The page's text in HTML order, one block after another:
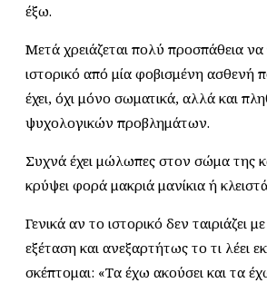
έξω.
Μετά χρειάζεται πολύ προσπάθεια
ιστορικό από μία φοβισμένη ασθενή
έχει, όχι μόνο σωματικά, αλλά και
ψυχολογικών προβλημάτων.
Συχνά έχει μώλωπες στον σώμα της
κρύψει φορά μακριά μανίκια ή
Γενικά αν το ιστορικό δεν ταιριάζει
εξέταση και ανεξαρτήτως το τι λέει
σκέπτομαι: «Τα έχω ακούσει και τα